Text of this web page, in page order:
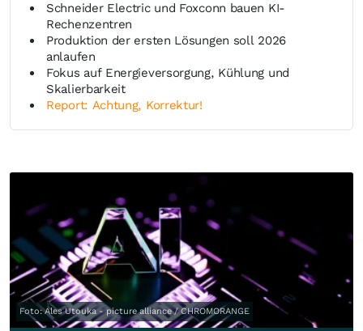
Schneider Electric und Foxconn bauen KI-
Rechenzentren
Produktion der ersten Lösungen soll 2026
anlaufen
Fokus auf Energieversorgung, Kühlung und
Skalierbarkeit
Report: Achtung, Korrektur!
Foto: Ales Utouka - picture alliance / CHROMORANGE